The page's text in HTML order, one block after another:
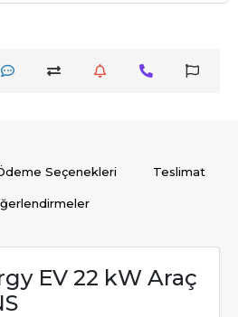
Seçenekleri Teslimat
EV 22 kW Araç